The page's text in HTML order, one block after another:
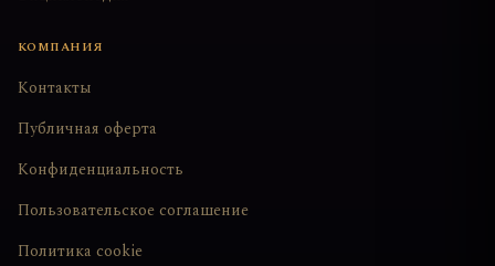
КОМПАНИЯ
Контакты
Публичная оферта
Конфиденциальность
Пользовательское соглашение
Политика cookie